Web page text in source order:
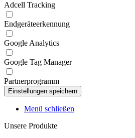
Adcell Tracking
Endgeräteerkennung
Google Analytics
Google Tag Manager
Partnerprogramm
Menü schließen
Unsere Produkte